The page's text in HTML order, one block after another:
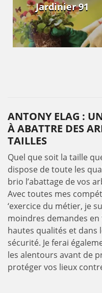
Jardinier 91
ANTONY ELAG :
À ABATTRE DES
TAILLES
Quel que soit la taille
dispose de toute les
brio l’abattage de vos
Avec toutes mes
‘exercice du métier, je
moindres demandes
hautes qualités et dans
sécurité. Je ferai
les alentours avant de
protéger vos lieux